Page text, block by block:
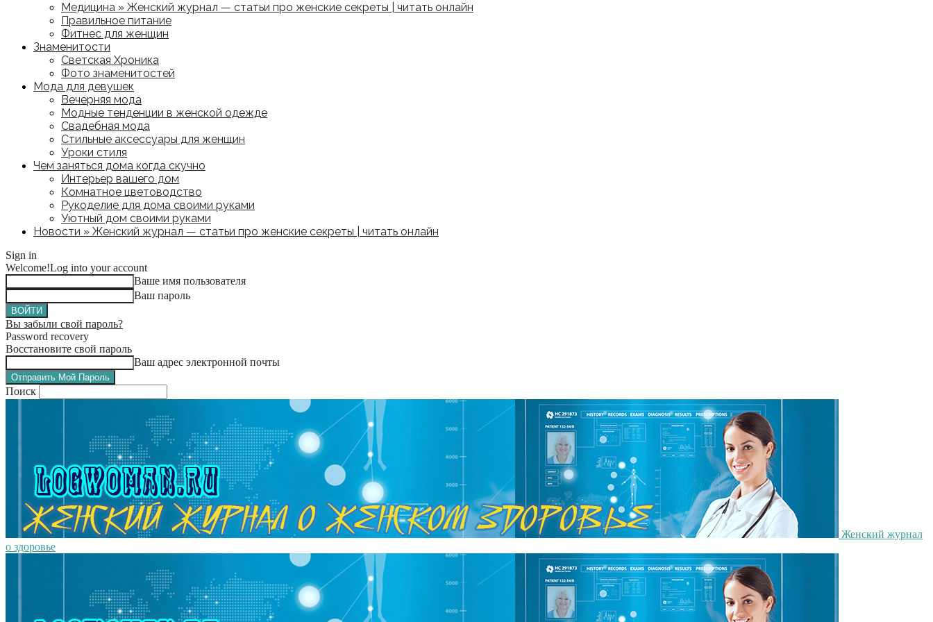
Медицина » Женский журнал — статьи про женские секреты | читать онлайн
Правильное питание
Фитнес для женщин
Знаменитости
Светская Хроника
Фото знаменитостей
Мода для девушек
Вечерняя мода
Модные тенденции в женской одежде
Свадебная мода
Стильные аксессуары для женщин
Уроки стиля
Чем заняться дома когда скучно
Интерьер вашего дом
Комнатное цветоводство
Рукоделие для дома своими руками
Уютный дом своими руками
Новости » Женский журнал — статьи про женские секреты | читать онлайн
Sign in
Welcome!Log into your account
Ваше имя пользователя
Ваш пароль
Вы забыли свой пароль?
Password recovery
Восстановите свой пароль
Ваш адрес электронной почты
Поиск
Женский журнал
о здоровье